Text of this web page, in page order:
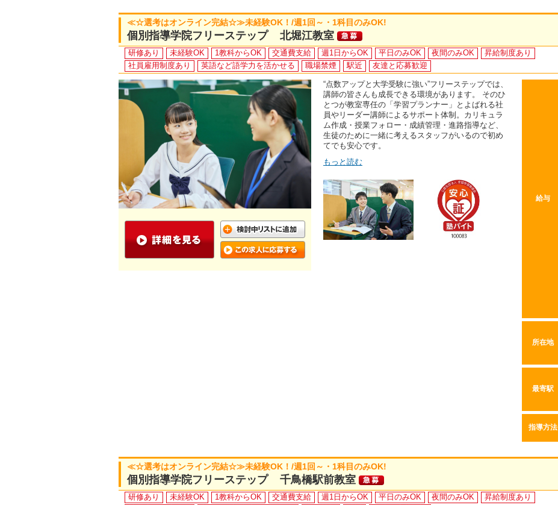
≪☆選考はオンライン完結☆≫未経験OK！/週1回～・1科目のみOK!
個別指導学院フリーステップ 北堀江教室
研修あり 未経験OK 1教科からOK 交通費支給 週1日からOK 平日のみOK 夜間のみOK
昇給制度あり
社員雇用制度あり
英語など語学力を活かせる 職場禁煙 駅近 友達と応募歓迎
“点数アップと大学受験に強い”フリーステップでは、
講師の皆さんも成長できる環境があります。 そのひ
とつが教室専任の「学習プランナー」とよばれる社
員やリーダー講師によるサポート体制。カリキュラ
ム作成・授業フォロー・成績管理・進路指導など、
生徒のために一緒に考えるスタッフがいるので初め
てでも安心です。
もっと読む
給与
所在地
最寄駅
指導方法
≪☆選考はオンライン完結☆≫未経験OK！/週1回～・1科目のみOK!
個別指導学院フリーステップ 千鳥橋駅前教室
研修あり 未経験OK 1教科からOK 交通費支給 週1日からOK 平日のみOK 夜間のみOK
昇給制度あり